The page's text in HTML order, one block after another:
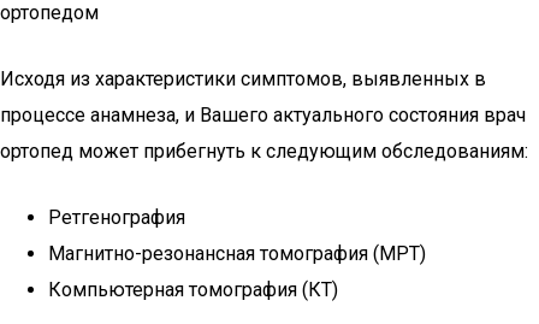
ортопедом
Исходя из характеристики симптомов, выявленных в
процессе анамнеза, и Вашего актуального состояния врач
ортопед может прибегнуть к следующим обследованиям:
Ретгенография
Магнитно-резонансная томография (МРТ)
Компьютерная томография (КТ)